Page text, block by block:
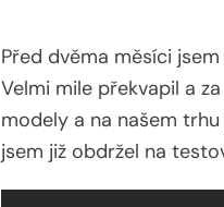
Před dvěma měsíci
Velmi mile překvapil a
modely a na našem
jsem již obdržel na